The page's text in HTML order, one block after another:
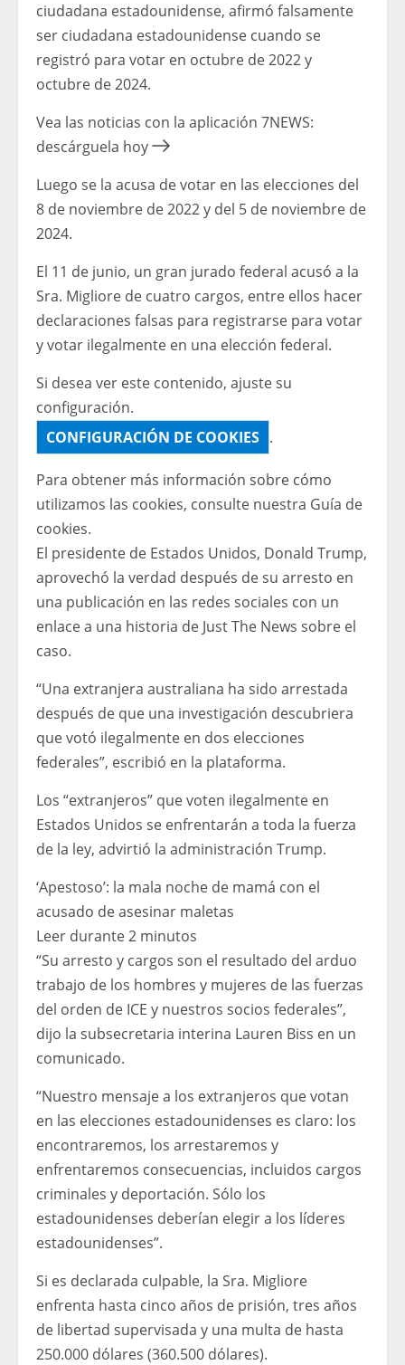
ciudadana estadounidense, afirmó falsamente
ser ciudadana estadounidense cuando se
registró para votar en octubre de 2022 y
octubre de 2024.
Vea las noticias con la aplicación 7NEWS:
descárguela hoy
Luego se la acusa de votar en las elecciones del
8 de noviembre de 2022 y del 5 de noviembre de
2024.
El 11 de junio, un gran jurado federal acusó a la
Sra. Migliore de cuatro cargos, entre ellos hacer
declaraciones falsas para registrarse para votar
y votar ilegalmente en una elección federal.
Si desea ver este contenido, ajuste su
configuración.
CONFIGURACIÓN DE COOKIES .
Para obtener más información sobre cómo
utilizamos las cookies, consulte nuestra Guía de
cookies.
El presidente de Estados Unidos, Donald Trump,
aprovechó la verdad después de su arresto en
una publicación en las redes sociales con un
enlace a una historia de Just The News sobre el
caso.
“Una extranjera australiana ha sido arrestada
después de que una investigación descubriera
que votó ilegalmente en dos elecciones
federales”, escribió en la plataforma.
Los “extranjeros” que voten ilegalmente en
Estados Unidos se enfrentarán a toda la fuerza
de la ley, advirtió la administración Trump.
‘Apestoso’: la mala noche de mamá con el
acusado de asesinar maletas
Leer durante 2 minutos
“Su arresto y cargos son el resultado del arduo
trabajo de los hombres y mujeres de las fuerzas
del orden de ICE y nuestros socios federales”,
dijo la subsecretaria interina Lauren Biss en un
comunicado.
“Nuestro mensaje a los extranjeros que votan
en las elecciones estadounidenses es claro: los
encontraremos, los arrestaremos y
enfrentaremos consecuencias, incluidos cargos
criminales y deportación. Sólo los
estadounidenses deberían elegir a los líderes
estadounidenses”.
Si es declarada culpable, la Sra. Migliore
enfrenta hasta cinco años de prisión, tres años
de libertad supervisada y una multa de hasta
250.000 dólares (360.500 dólares).